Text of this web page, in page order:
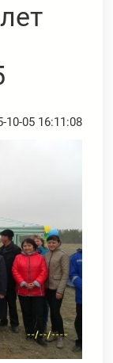
10-05 16:11:08